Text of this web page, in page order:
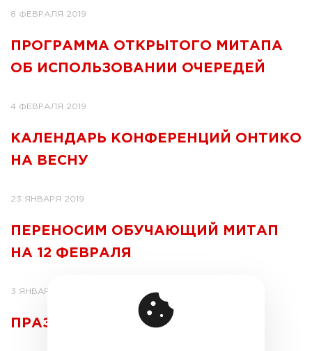
8 ФЕВРАЛЯ 2019
ПРОГРАММА ОТКРЫТОГО МИТАПА
ОБ ИСПОЛЬЗОВАНИИ ОЧЕРЕДЕЙ
4 ФЕВРАЛЯ 2019
КАЛЕНДАРЬ КОНФЕРЕНЦИЙ ОНТИКО
НА ВЕСНУ
23 ЯНВАРЯ 2019
ПЕРЕНОСИМ ОБУЧАЮЩИЙ МИТАП
НА 12 ФЕВРАЛЯ
3 ЯНВАРЯ 2019
ПРАЗДНИЧНЫЙ HIGHLOAD